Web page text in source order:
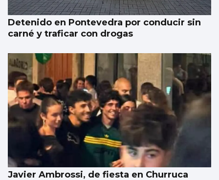
Detenido en Pontevedra por conducir sin
carné y traficar con drogas
Javier Ambrossi, de fiesta en Churruca